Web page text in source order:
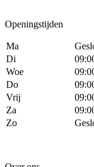
Openingstijden
Ma
Di
Woe
Do
Vrij
Za
Zo